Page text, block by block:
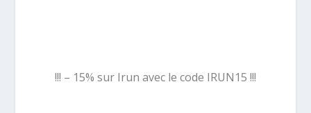
!!! – 15% sur Irun avec le code IRUN15 !!!